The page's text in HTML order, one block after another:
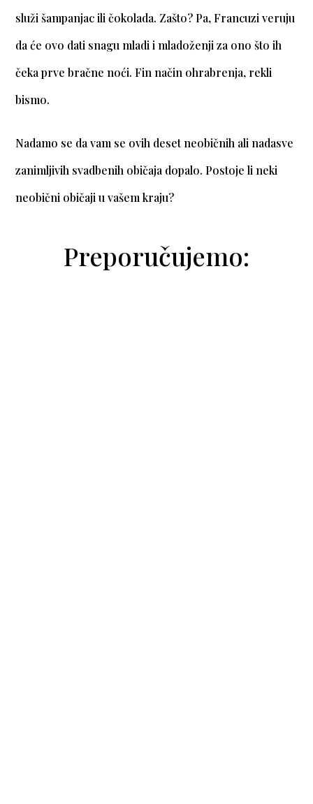
služi šampanjac ili čokolada. Zašto? Pa, Francuzi veruju
da će ovo dati snagu mladi i mladoženji za ono što ih
čeka prve bračne noći. Fin način ohrabrenja, rekli
bismo.
Nadamo se da vam se ovih deset neobičnih ali nadasve
zanimljivih svadbenih običaja dopalo. Postoje li neki
neobični običaji u vašem kraju?
Preporučujemo: